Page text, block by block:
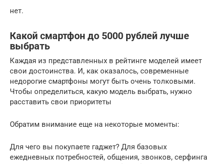
нет.
Какой смартфон до 5000 рублей лучше
выбрать
Каждая из представленных в рейтинге моделей имеет
свои достоинства. И, как оказалось, современные
недорогие смартфоны могут быть очень толковыми.
Чтобы определиться, какую модель выбрать, нужно
расставить свои приоритеты
Обратим внимание еще на некоторые моменты:
Для чего вы покупаете гаджет? Для базовых
ежедневных потребностей, общения, звонков, серфинга